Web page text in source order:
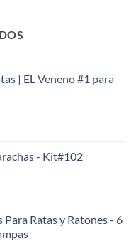
| EL Veneno #1 para
- Kit#102
Ratas y Ratones - 6